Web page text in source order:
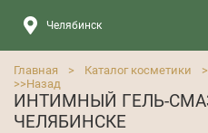
Челябинск
Главная > Каталог косметики >
>>Назад
ИНТИМНЫЙ ГЕЛЬ-
ЧЕЛЯБИНСКЕ